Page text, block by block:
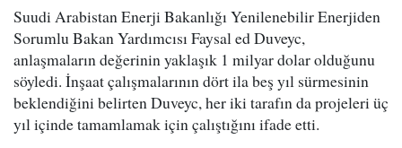
Suudi Arabistan Enerji Bakanlığı Yenilenebilir Enerjiden
Sorumlu Bakan Yardımcısı Faysal ed Duveyc,
anlaşmaların değerinin yaklaşık 1 milyar dolar olduğunu
söyledi. İnşaat çalışmalarının dört ila beş yıl sürmesinin
beklendiğini belirten Duveyc, her iki tarafın da projeleri üç
yıl içinde tamamlamak için çalıştığını ifade etti.